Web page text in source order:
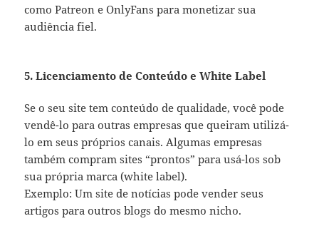
como Patreon e OnlyFans para monetizar sua
audiência fiel.
5. Licenciamento de Conteúdo e White Label
Se o seu site tem conteúdo de qualidade, você pode
vendê-lo para outras empresas que queiram utilizá-
lo em seus próprios canais. Algumas empresas
também compram sites “prontos” para usá-los sob
sua própria marca (white label).
Exemplo: Um site de notícias pode vender seus
artigos para outros blogs do mesmo nicho.